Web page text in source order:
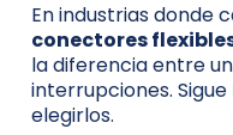
En industrias donde
conectores
la diferencia entre
interrupciones.
elegirlos.